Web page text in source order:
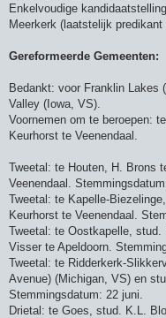
Enkelvoudige
Meerkerk (laatstelijk
Gereformeerde Gemeenten:
Bedankt: voor Franklin Lakes
Valley (Iowa, VS).
Voornemen om te beroepen:
Keurhorst te Veenendaal.
Tweetal: te Houten, H. Brons
Veenendaal.
Tweetal: te Kapelle-
Keurhorst te Veenendaal.
Tweetal: te Oostkapelle, stud.
Visser te Apeldoorn.
Tweetal: te Ridderkerk-
Avenue) (Michigan, VS) en
Stemmingsdatum: 22 juni.
Drietal: te Goes, stud. K.L.